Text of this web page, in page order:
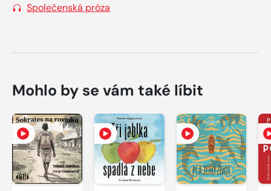
Společenská próza
Mohlo by se vám také líbit